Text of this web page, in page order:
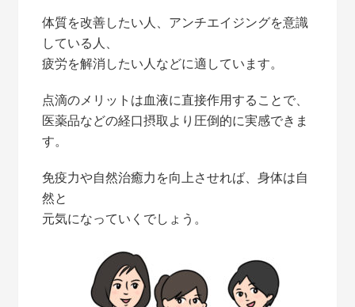
体質を改善したい人、アンチエイジングを意識
している人、
疲労を解消したい人などに適しています。
点滴のメリットは血液に直接作用することで、
医薬品などの経口摂取より圧倒的に実感できま
す。
免疫力や自然治癒力を向上させれば、身体は自
然と
元気になっていくでしょう。